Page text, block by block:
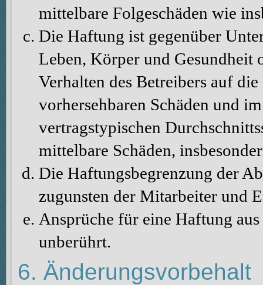
mittelbare Folgeschäden wie
Die Haftung ist gegenüber
Leben, Körper und Gesundheit
Verhalten des Betreibers auf
vorhersehbaren Schäden und
vertragstypischen
mittelbare Schäden,
Die Haftungsbegrenzung der
zugunsten der Mitarbeiter und
Ansprüche für eine Haftung
unberührt.
6. Änderungsvorbehalt